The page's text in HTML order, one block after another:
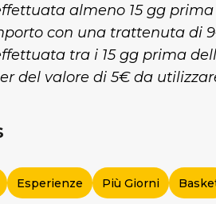
almeno 15 gg
con una trattenuta di
tra i 15 gg prima
del valore di 5€ da
Esperienze Più Giorni